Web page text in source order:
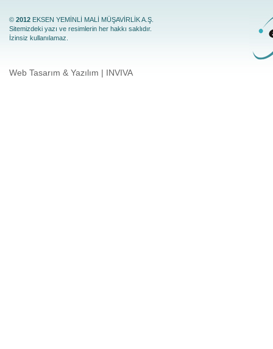
© 2012 EKSEN YEMİNLİ MALİ MÜŞAVİRLİK A.Ş.
Sitemizdeki yazı ve resimlerin her hakkı saklıdır.
İzinsiz kullanılamaz.
Web Tasarım & Yazılım | INVIVA